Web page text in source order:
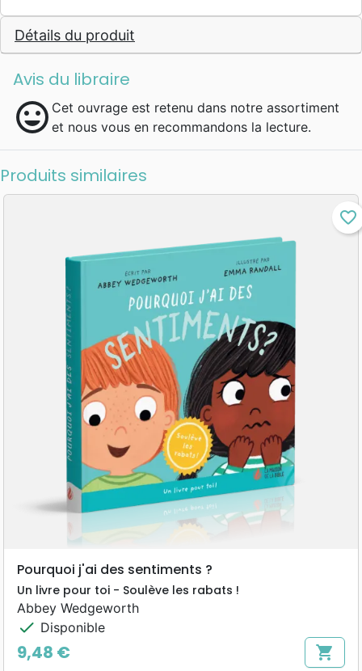
Détails du produit
Avis du libraire
mood Cet ouvrage est retenu dans notre assortiment
et nous vous en recommandons la lecture.
Produits similaires
favorite_border
Pourquoi j'ai des sentiments ?
Un livre pour toi - Soulève les rabats !
Abbey Wedgeworth
check Disponible
Prix
9,48 € shopping_cart